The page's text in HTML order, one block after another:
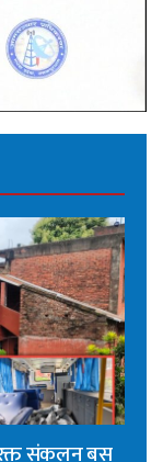
रक्त संकलन बस